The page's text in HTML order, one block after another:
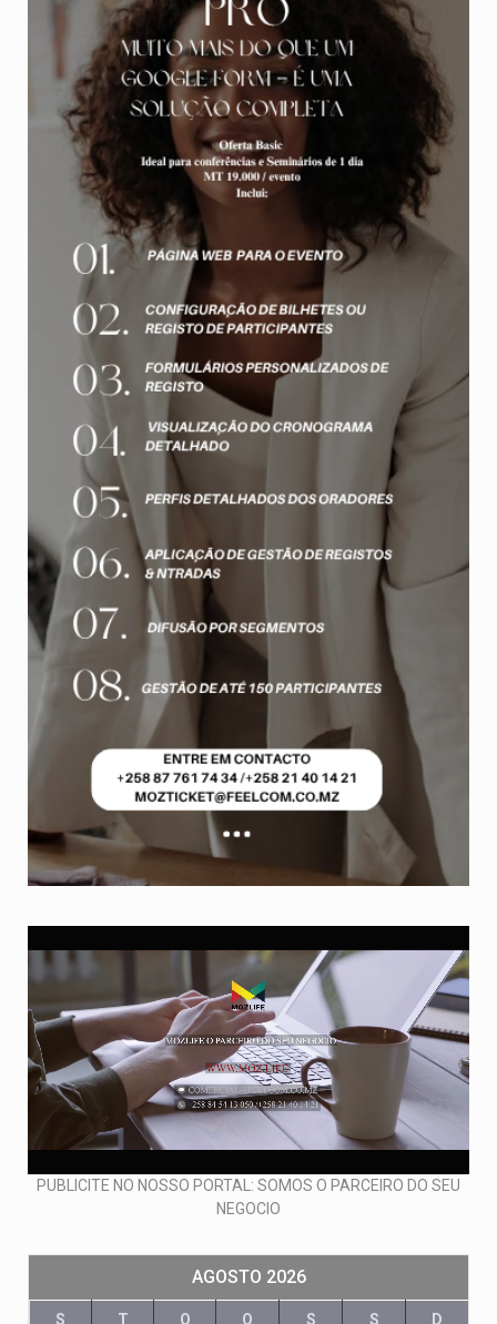
PUBLICITE NO NOSSO PORTAL: SOMOS O PARCEIRO DO SEU
NEGOCIO
AGOSTO 2026
S T Q Q S S D